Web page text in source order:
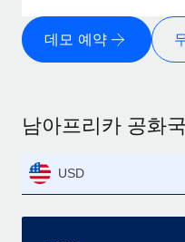
데모 예약
남아프리카 공화
USD